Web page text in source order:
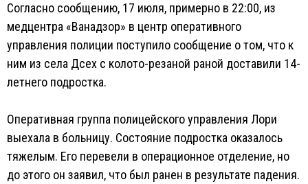
Согласно сообщению, 17 июля, примерно в 22:00, из
медцентра «Ванадзор» в центр оперативного
управления полиции поступило сообщение о том, что к
ним из села Дсех с колото-резаной раной доставили 14-
летнего подростка.
Оперативная группа полицейского управления Лори
выехала в больницу. Состояние подростка оказалось
тяжелым. Его перевели в операционное отделение, но
до этого он заявил, что был ранен в результате падения.